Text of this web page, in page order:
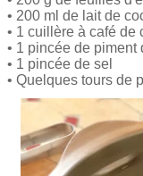
• 200 ml de lait de
• 1 cuillère à café de
• 1 pincée de
• 1 pincée de sel
• Quelques tours de